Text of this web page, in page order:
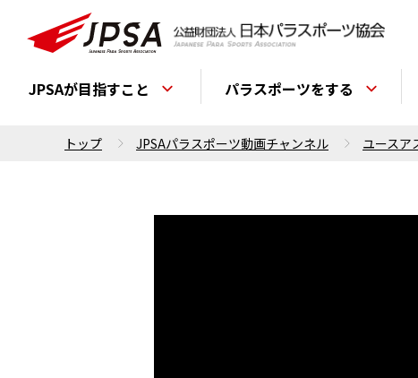
JPSAが目指すこと パラスポーツをする
トップ JPSAパラスポーツ動画チャンネル ユースア